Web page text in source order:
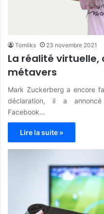
Tomiiks 23 novembre 2021
La réalité
métavers
Mark Zuckerberg a encore
déclaration, il a
Facebook…
Lire la suite »